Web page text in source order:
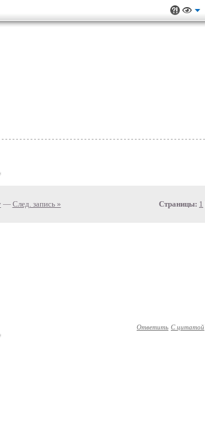
— След. запись » Страницы: 1
Ответить С цитатой